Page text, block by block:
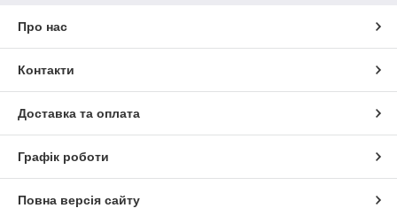
Про нас
Контакти
Доставка та оплата
Графік роботи
Повна версія сайту